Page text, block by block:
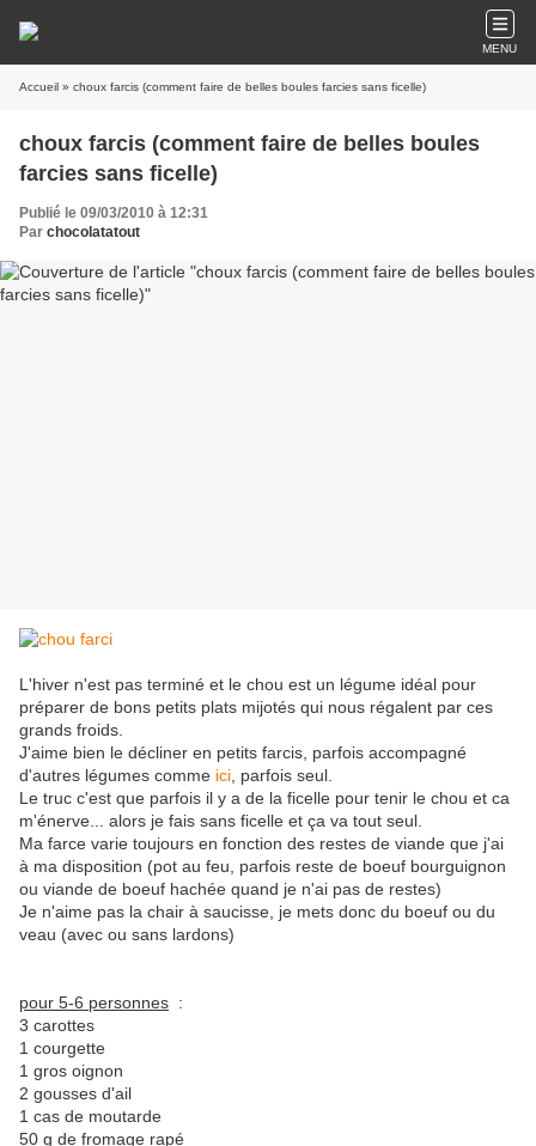
MENU
Accueil » choux farcis (comment faire de belles boules farcies sans ficelle)
choux farcis (comment faire de belles boules
farcies sans ficelle)
Publié le 09/03/2010 à 12:31
Par chocolatatout
L'hiver n'est pas terminé et le chou est un légume idéal pour
préparer de bons petits plats mijotés qui nous régalent par ces
grands froids.
J'aime bien le décliner en petits farcis, parfois accompagné
d'autres légumes comme ici , parfois seul.
Le truc c'est que parfois il y a de la ficelle pour tenir le chou et ca
m'énerve... alors je fais sans ficelle et ça va tout seul.
Ma farce varie toujours en fonction des restes de viande que j'ai
à ma disposition (pot au feu, parfois reste de boeuf bourguignon
ou viande de boeuf hachée quand je n'ai pas de restes)
Je n'aime pas la chair à saucisse, je mets donc du boeuf ou du
veau (avec ou sans lardons)
pour 5-6 personnes :
3 carottes
1 courgette
1 gros oignon
2 gousses d'ail
1 cas de moutarde
50 g de fromage rapé